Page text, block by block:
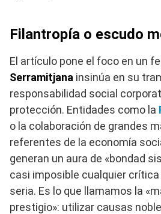
Filantropía o escudo
El artículo pone el foco en un
Serramitjana insinúa en su
responsabilidad social
protección. Entidades como la
o la colaboración de grandes
referentes de la economía
generan un aura de «bondad
casi imposible cualquier
seria. Es lo que llamamos la
prestigio»: utilizar causas